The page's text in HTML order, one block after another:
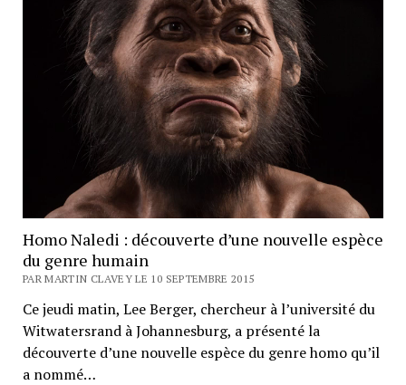
Homo Naledi : découverte d’une nouvelle espèce
du genre humain
PAR MARTIN CLAVEY LE 10 SEPTEMBRE 2015
Ce jeudi matin, Lee Berger, chercheur à l’université du
Witwatersrand à Johannesburg, a présenté la
découverte d’une nouvelle espèce du genre homo qu’il
a nommé…